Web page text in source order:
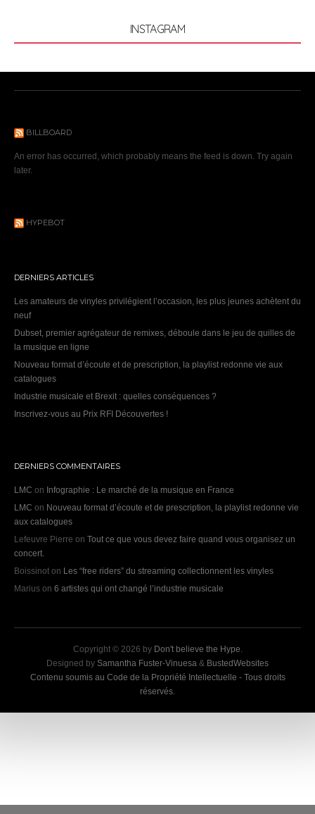
INSTAGRAM
BILLBOARD
An error has occurred, which probably means the feed is down. Try again
later.
HYPEBOT
DERNIERS ARTICLES
Les amateurs de vinyles privilégient l’occasion, les plus jeunes achètent du
neuf
Dubset, premier agrégateur de remixes, déboule dans le jeu de quilles de
la musique en ligne
Nouveau format d’écoute et de prescription, la playlist redonne vie aux
catalogues
Industrie musicale et Brexit : quelles conséquences ?
Inscrivez-vous au Prix RFI Découvertes !
DERNIERS COMMENTAIRES
LMC on Infographie : Le marché de la musique en France
LMC on Nouveau format d’écoute et de prescription, la playlist redonne vie
aux catalogues
Lefeuvre Pierre on Tout ce que vous devez faire quand vous organisez un
concert.
Boissinot on Les “free riders” du streaming collectionnent les vinyles
Marius on 6 artistes qui ont changé l’industrie musicale
Copyright © 2026 by Don't believe the Hype.
Designed by Samantha Fuster-Vinuesa & BustedWebsites
Contenu soumis au Code de la Propriété Intellectuelle - Tous droits
réservés.